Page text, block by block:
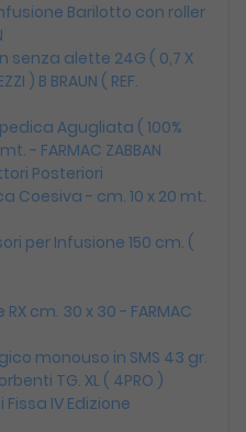
Barilotto con roller
senza alette 24G ( 0,7 X
) B BRAUN ( REF.
Agugliata ( 100%
- FARMAC ZABBAN
Posteriori
Coesiva - cm. 10 x 20 mt.
per Infusione 150 cm. (
cm. 30 x 30 - FARMAC
monouso in SMS 43 gr.
TG. XL ( 4PRO )
IV Edizione